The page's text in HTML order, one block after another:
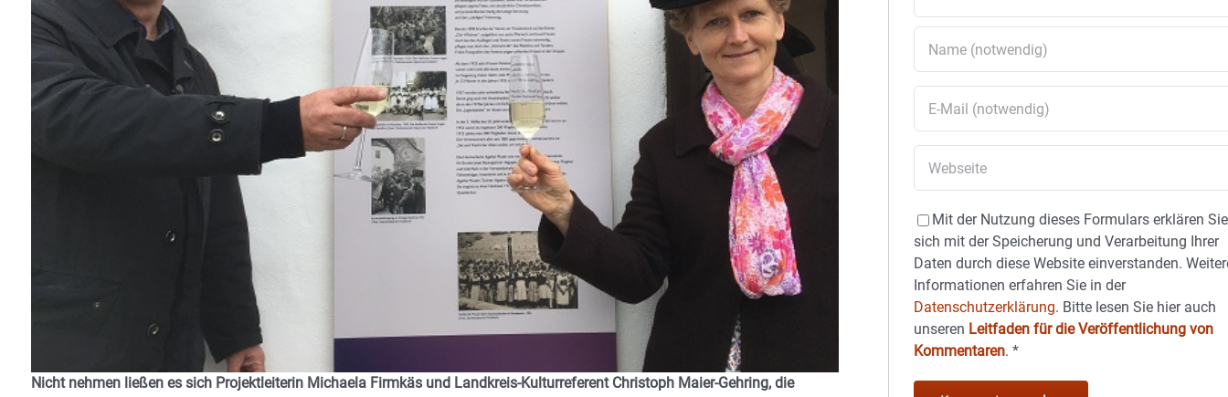
Nicht nehmen ließen es sich Projektleiterin Michaela Firmkäs und Landkreis-Kulturreferent Christoph Maier-Gehring, die
Mit der Nutzung dieses Formulars erklären Sie
sich mit der Speicherung und Verarbeitung Ihrer
Daten durch diese Website einverstanden.
Informationen erfahren Sie in der
Datenschutzerklärung. Bitte lesen Sie hier auch
unseren Leitfaden für die Veröffentlichung von
Kommentaren.*